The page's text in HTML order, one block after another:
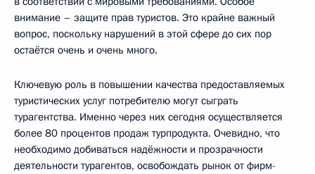
внимание – защите прав туристов. Это крайне важный
вопрос, поскольку нарушений в этой сфере до сих пор
остаётся очень и очень много.
Ключевую роль в повышении качества предоставляемых
туристических услуг потребителю могут сыграть
турагентства. Именно через них сегодня осуществляется
более 80 процентов продаж турпродукта. Очевидно, что
необходимо добиваться надёжности и прозрачности
деятельности турагентов, освобождать рынок от фирм-